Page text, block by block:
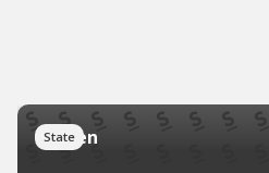
State
Hessen